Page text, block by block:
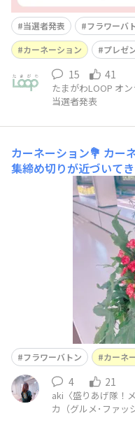
当選者発表 フラワーバ
カーネーション
プレゼ
15 41
たまがわLOOP オ
当選者発表
カーネーション💐 カー
集締め切りが近づいて
方、お忘れなきよう😉
が見られました✨
フラワーバトン カーネ
4 21
aki〈盛りあげ隊！
カ（グルメ･ファッ